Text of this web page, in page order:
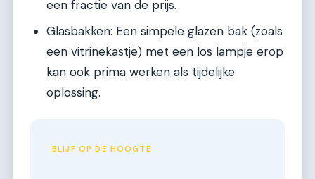
een fractie van de prijs.
Glasbakken: Een simpele glazen bak (zoals
een vitrinekastje) met een los lampje erop
kan ook prima werken als tijdelijke
oplossing.
BLIJF OP DE HOOGTE